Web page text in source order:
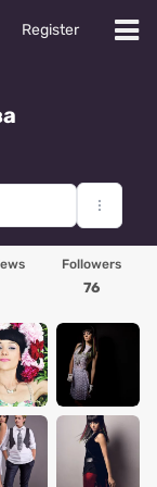
Register
Followers
76